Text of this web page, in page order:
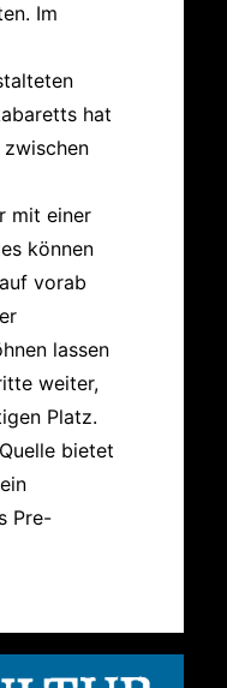
Im
hat
zwischen
mit einer
können
vorab
lassen
weiter,
Platz.
bietet
Pre-